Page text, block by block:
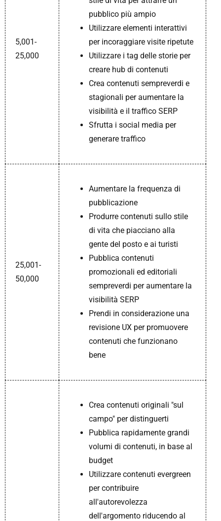
5,001-
25,000
pubblico più ampio
Utilizzare elementi interattivi
per incoraggiare visite ripetute
Utilizzare i tag delle storie per
creare hub di contenuti
Crea contenuti sempreverdi e
stagionali per aumentare la
visibilità e il traffico SERP
Sfrutta i social media per
generare traffico
25,001-
50,000
Aumentare la frequenza di
pubblicazione
Produrre contenuti sullo stile
di vita che piacciano alla
gente del posto e ai turisti
Pubblica contenuti
promozionali ed editoriali
sempreverdi per aumentare la
visibilità SERP
Prendi in considerazione una
revisione UX per promuovere
contenuti che funzionano
bene
Crea contenuti originali "sul
campo" per distinguerti
Pubblica rapidamente grandi
volumi di contenuti, in base al
budget
Utilizzare contenuti evergreen
per contribuire
all'autorevolezza
dell'argomento riducendo al